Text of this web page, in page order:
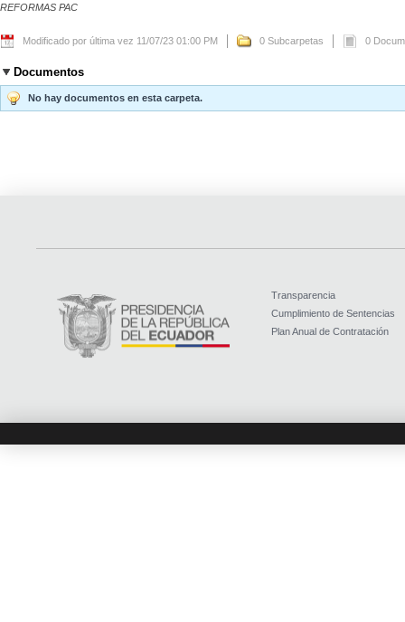
REFORMAS PAC
Modificado por última vez 11/07/23 01:00 PM 0 Subcarpetas 0
Documentos
No hay documentos en esta carpeta.
Transparencia
Cumplimiento de Sentencias
Plan Anual de Contratación